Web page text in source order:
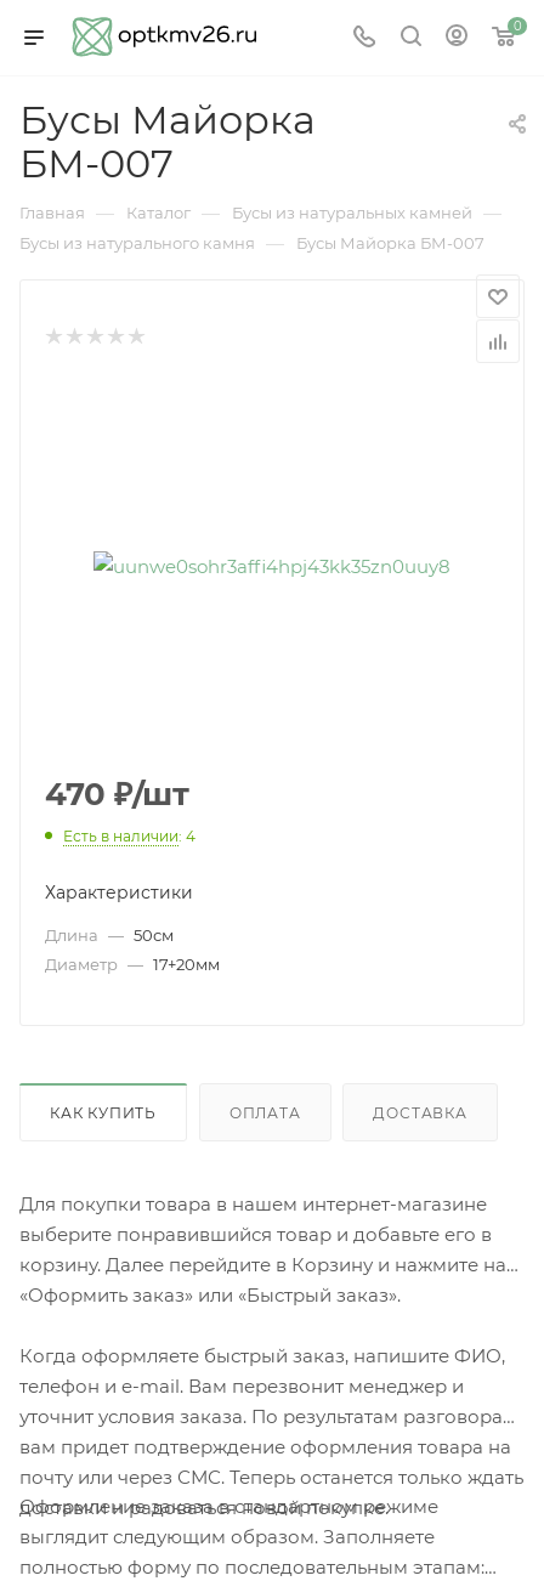
0
Бусы Майорка
БМ-007
Главная — Каталог — Бусы из натуральных камней —
Бусы из натурального камня — Бусы Майорка БМ-007
470 ₽/шт
Есть в наличии: 4
Характеристики
Длина — 50см
Диаметр — 17+20мм
КАК КУПИТЬ ОПЛАТА ДОСТАВКА
Для покупки товара в нашем интернет-магазине
выберите понравившийся товар и добавьте его в
корзину. Далее перейдите в Корзину и нажмите на
«Оформить заказ» или «Быстрый заказ».
Когда оформляете быстрый заказ, напишите ФИО,
телефон и e-mail. Вам перезвонит менеджер и
уточнит условия заказа. По результатам разговора
вам придет подтверждение оформления товара на
почту или через СМС. Теперь останется только ждать
доставки и радоваться новой покупке.
Оформление заказа в стандартном режиме
выглядит следующим образом. Заполняете
полностью форму по последовательным этапам: